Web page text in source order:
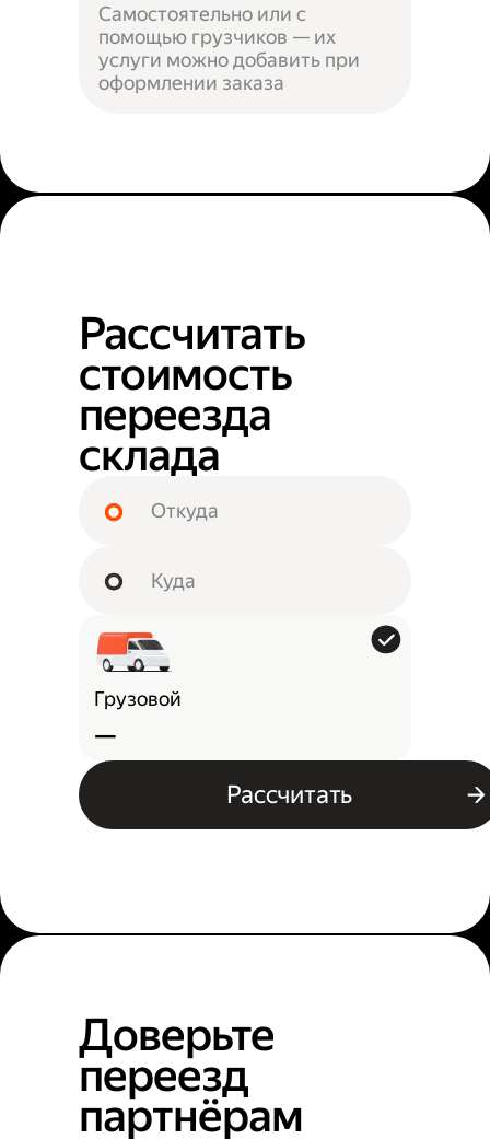
Самостоятельно или с
помощью грузчиков — их
услуги можно добавить при
оформлении заказа
Рассчитать
стоимость
переезда
склада
Грузовой
—
Рассчитать
Доверьте
переезд
партнёрам